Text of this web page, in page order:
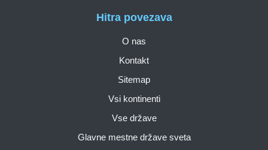
Hitra povezava
O nas
Kontakt
Sitemap
Vsi kontinenti
Vse države
Glavne mestne države sveta